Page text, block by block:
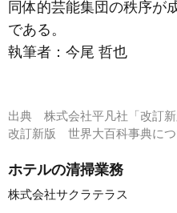
同体的芸能集団の秩序が
である。
執筆者： 今尾 哲也
出典 株式会社平凡社「改訂
改訂新版 世界大百科事典に
ホテルの清掃業務
株式会社サクラテラス